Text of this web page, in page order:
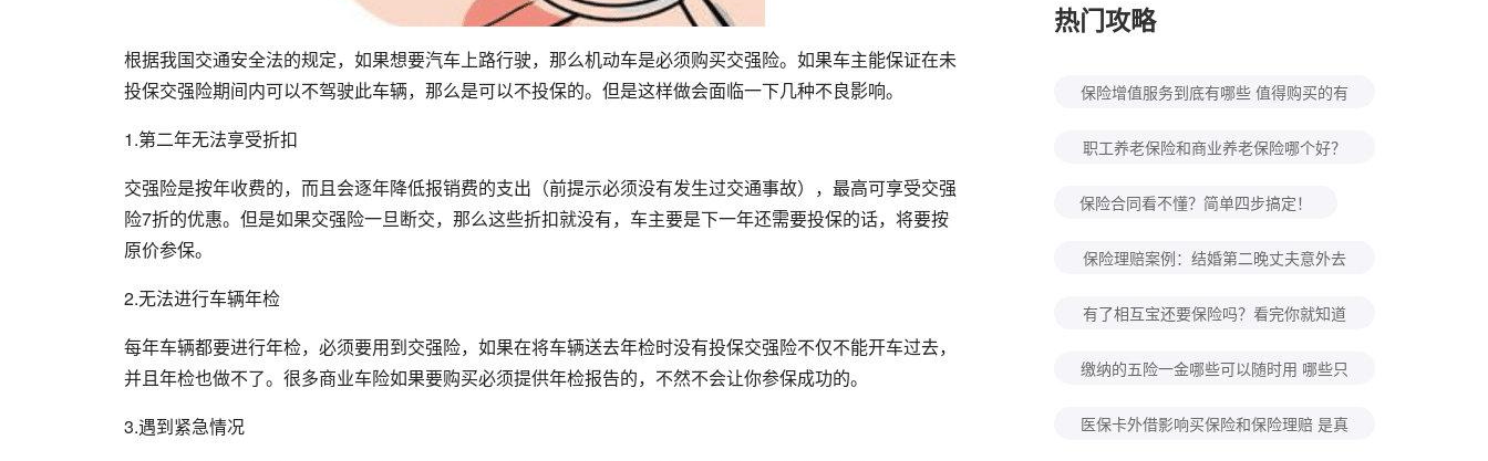
根据我国交通安全法的规定，如果想要汽车上路行驶，那么机动车是必须购买交强险。如果车主能保证在未
投保交强险期间内可以不驾驶此车辆，那么是可以不投保的。但是这样做会面临一下几种不良影响。
1.第二年无法享受折扣
交强险是按年收费的，而且会逐年降低报销费的支出（前提示必须没有发生过交通事故），最高可享受交强
险7折的优惠。但是如果交强险一旦断交，那么这些折扣就没有，车主要是下一年还需要投保的话，将要按
原价参保。
2.无法进行车辆年检
每年车辆都要进行年检，必须要用到交强险，如果在将车辆送去年检时没有投保交强险不仅不能开车过去，
并且年检也做不了。很多商业车险如果要购买必须提供年检报告的，不然不会让你参保成功的。
3.遇到紧急情况
热门攻略
保险增值服务到底有哪些 值得购买的有
职工养老保险和商业养老保险哪个好？
保险合同看不懂？简单四步搞定！
保险理赔案例：结婚第二晚丈夫意外去
有了相互宝还要保险吗？看完你就知道
缴纳的五险一金哪些可以随时用 哪些只
医保卡外借影响买保险和保险理赔 是真